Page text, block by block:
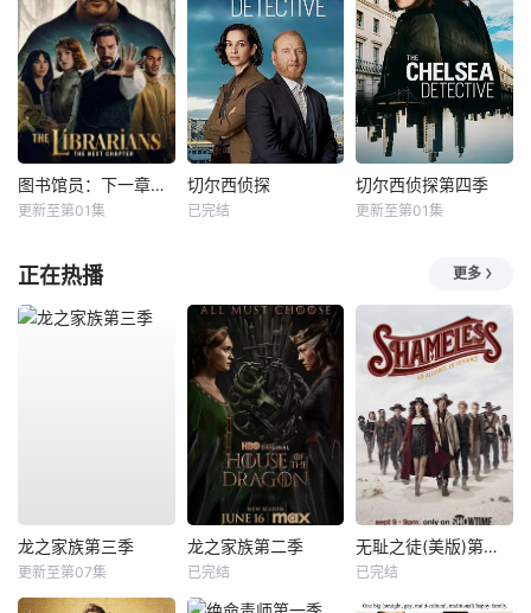
图书馆员：下一章第二季
更新至第01集
切尔西侦探
已完结
切尔西侦探第四季
更新至第01集
正在热播 更多
龙之家族第三季
更新至第07集
龙之家族第二季
已完结
无耻之徒(美版)第九季
已完结